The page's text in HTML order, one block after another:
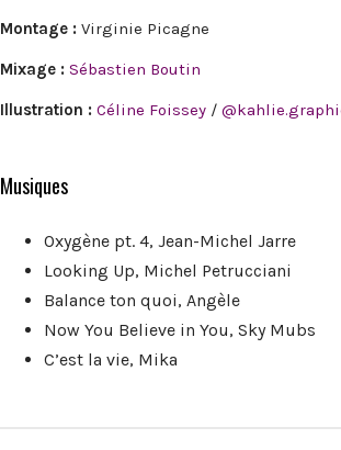
Montage : Virginie Picagne
Mixage : Sébastien Boutin
Illustration : Céline Foissey /
Musiques
Oxygène pt. 4, Jean-Michel Jarre
Looking Up, Michel Petrucciani
Balance ton quoi, Angèle
Now You Believe in You, Sky Mubs
C’est la vie, Mika